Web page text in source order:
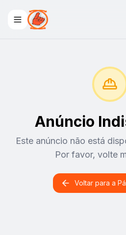
Anúncio
Este anúncio não está
Por favor, volte
Voltar para a